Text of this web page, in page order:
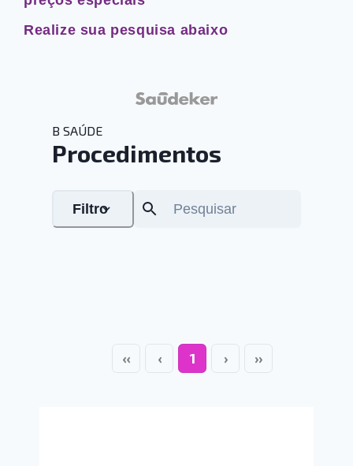
Realize sua pesquisa abaixo